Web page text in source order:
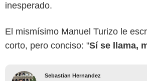
inesperado.
El mismísimo Manuel Turizo le
corto, pero conciso: "Sí se llama,
Sebastian Hernandez